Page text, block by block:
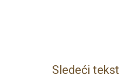
Sledeći tekst